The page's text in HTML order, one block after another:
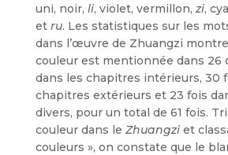
uni, noir, li, violet, vermillon, zi,
et ru. Les statistiques sur les
dans l’œuvre de Zhuangzi
couleur est mentionnée dans 26
dans les chapitres intérieurs, 30
chapitres extérieurs et 23 fois
divers, pour un total de 61 fois.
couleur dans le Zhuangziet
couleurs », on constate que le